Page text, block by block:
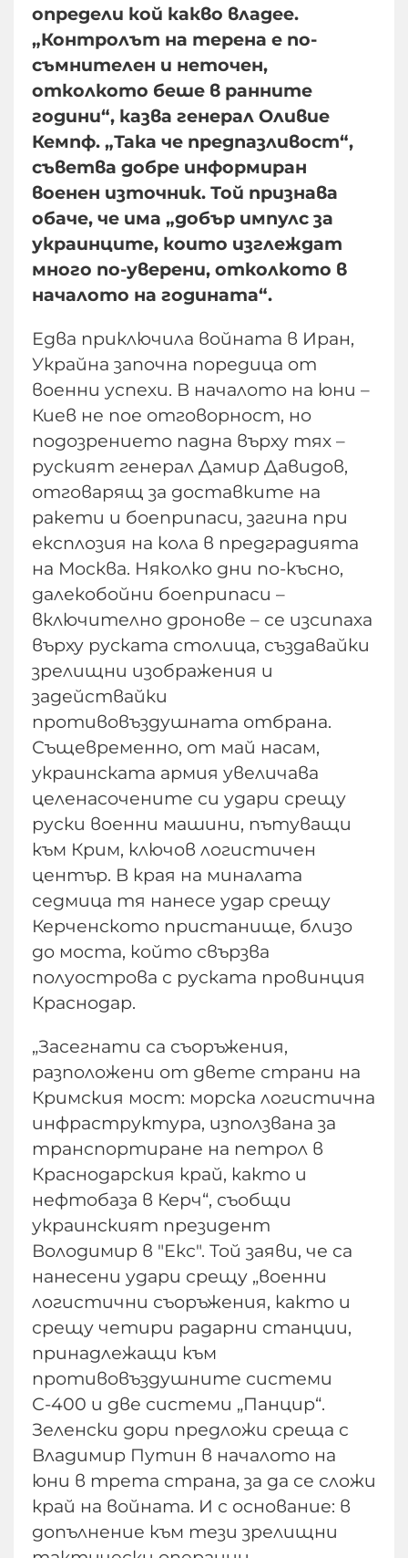
определи кой какво владее.
„Контролът на терена е по-
съмнителен и неточен,
отколкото беше в ранните
години“, казва генерал Оливие
Кемпф. „Така че предпазливост“,
съветва добре информиран
военен източник. Той признава
обаче, че има „добър импулс за
украинците, които изглеждат
много по-уверени, отколкото в
началото на годината“.
Едва приключила войната в Иран,
Украйна започна поредица от
военни успехи. В началото на юни –
Киев не пое отговорност, но
подозрението падна върху тях –
руският генерал Дамир Давидов,
отговарящ за доставките на
ракети и боеприпаси, загина при
експлозия на кола в предградията
на Москва. Няколко дни по-късно,
далекобойни боеприпаси –
включително дронове – се изсипаха
върху руската столица, създавайки
зрелищни изображения и
задействайки
противовъздушната отбрана.
Същевременно, от май насам,
украинската армия увеличава
целенасочените си удари срещу
руски военни машини, пътуващи
към Крим, ключов логистичен
център. В края на миналата
седмица тя нанесе удар срещу
Керченското пристанище, близо
до моста, който свързва
полуострова с руската провинция
Краснодар.
„Засегнати са съоръжения,
разположени от двете страни на
Кримския мост: морска логистична
инфраструктура, използвана за
транспортиране на петрол в
Краснодарския край, както и
нефтобаза в Керч“, съобщи
украинският президент
Володимир в "Екс". Той заяви, че са
нанесени удари срещу „военни
логистични съоръжения, както и
срещу четири радарни станции,
принадлежащи към
противовъздушните системи
С-400 и две системи „Панцир“.
Зеленски дори предложи среща с
Владимир Путин в началото на
юни в трета страна, за да се сложи
край на войната. И с основание: в
допълнение към тези зрелищни